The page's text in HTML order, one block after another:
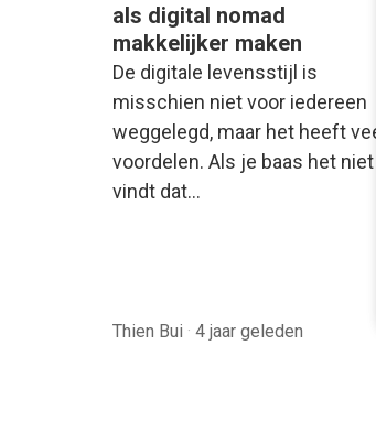
als digital nomad
makkelijker maken
De digitale levensstijl is
misschien niet voor iedereen
weggelegd, maar het heeft
voordelen. Als je baas het niet
vindt dat…
Thien Bui · 4 jaar geleden